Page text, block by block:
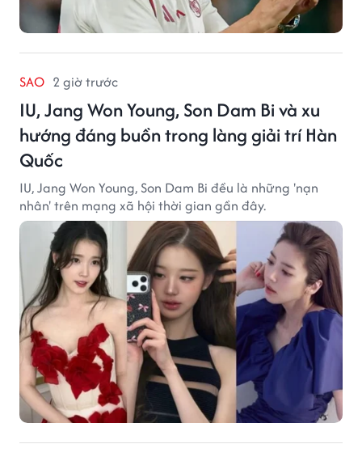
SAO 2 giờ trước
IU, Jang Won Young, Son Dam Bi và xu
hướng đáng buồn trong làng giải trí Hàn
Quốc
IU, Jang Won Young, Son Dam Bi đều là những 'nạn
nhân' trên mạng xã hội thời gian gần đây.